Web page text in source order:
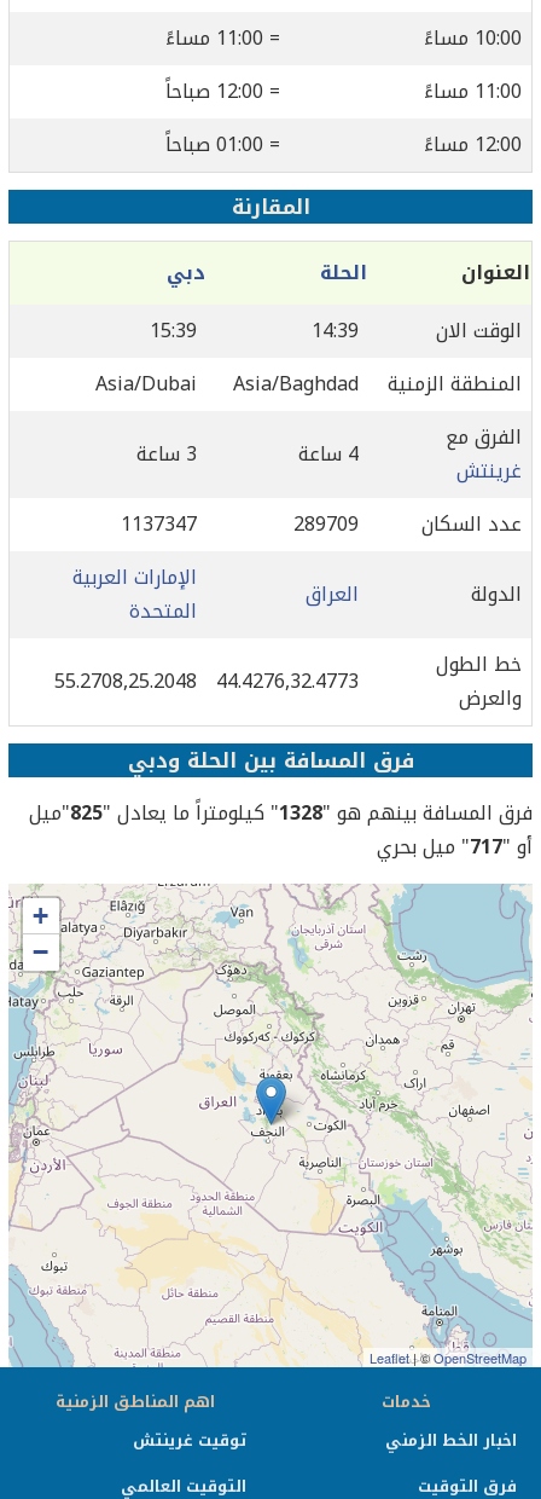
10:00 مساءً
= 11:00 مساءً
11:00 مساءً
= 12:00 صباحاً
12:00 مساءً
= 01:00 صباحاً
المقارنة
العنوان الحلة
دبي
الوقت الان
14:39
15:39
المنطقة الزمنية
Asia/Baghdad
Asia/Dubai
الفرق مع
غرينتش
4 ساعة
3 ساعة
عدد السكان
289709
1137347
الدولة
العراق
الإمارات العربية
المتحدة
خط الطول
والعرض
44.4276,32.4773
55.2708,25.2048
فرق المسافة بين الحلة ودبي
فرق المسافة بينهم هو "1328" كيلومتراً ما يعادل "825"ميل
أو "717" ميل بحري
+
−
Leaflet| ©OpenStreetMap
خدمات
اخبار الخط الزمني
فرق التوقيت
اهم المناطق الزمنية
توقيت غرينتش
التوقيت العالمي